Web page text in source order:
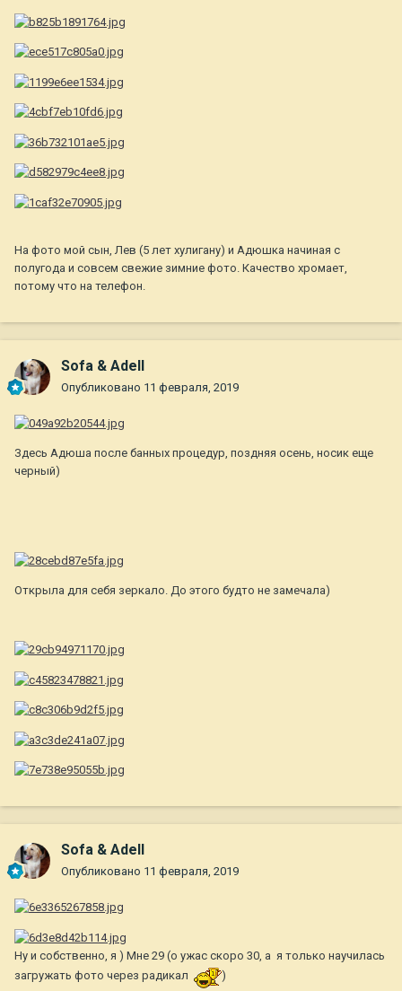
На фото мой сын, Лев (5 лет хулигану) и Адюшка начиная с
полугода и совсем свежие зимние фото. Качество хромает,
потому что на телефон.
Sofa & Adell
Опубликовано 11 февраля, 2019
Здесь Адюша после банных процедур, поздняя осень, носик еще
черный)
Открыла для себя зеркало. До этого будто не замечала)
Sofa & Adell
Опубликовано 11 февраля, 2019
Ну и собственно, я ) Мне 29 (о ужас скоро 30, а я только научилась
загружать фото через радикал
)